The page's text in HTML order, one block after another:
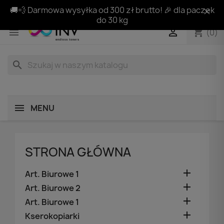
🚚💨 Darmowa wysyłka od 300 zł brutto! 🎉 dla paczek
do 30 kg
 shopping_cart(0)

search
MENU
STRONA GŁÓWNA
Art. Biurowe 1 
Art. Biurowe 2 
Art. Biurowe 1 
Kserokopiarki 